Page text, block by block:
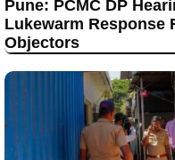
Pune: PCMC DP
Lukewarm Response
Objectors